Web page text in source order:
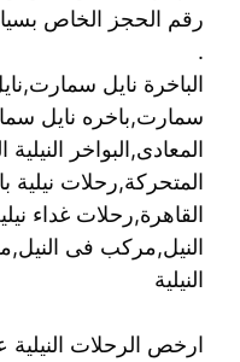
رقم الحجز الخاص
.
الباخرة نايل
سمارت,باخره نايل
المعادى,البواخر
المتحركة,رحلات نيلية
القاهرة,رحلات غداء
النيل,مركب فى
النيلية
ارخص الرحلات النيلية